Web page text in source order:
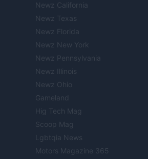
Newz California
Newz Texas
Newz Florida
Newz New York
Newz Pennsylvania
Newz Illinois
Newz Ohio
Gameland
Hig Tech Mag
Scoop Mag
Lgbtqia News
Motors Magazine 365